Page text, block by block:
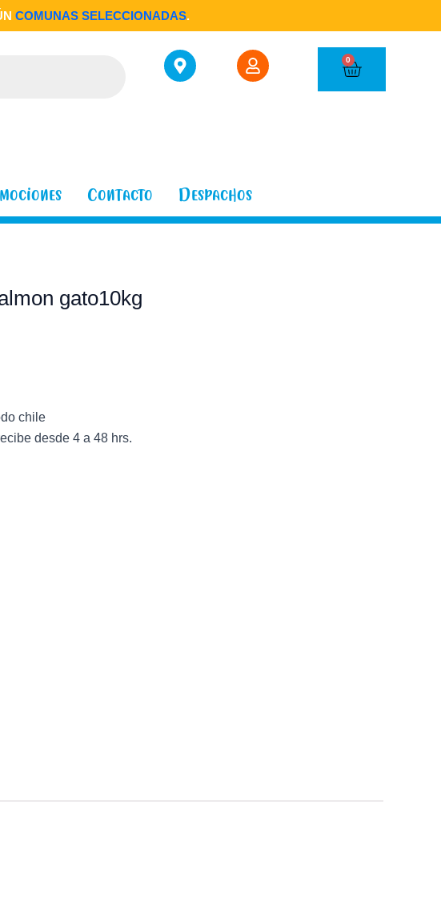
COMUNAS SELECCIONADAS.
0
Cart
Contacto Despachos
gato10kg
chile
desde 4 a 48 hrs.